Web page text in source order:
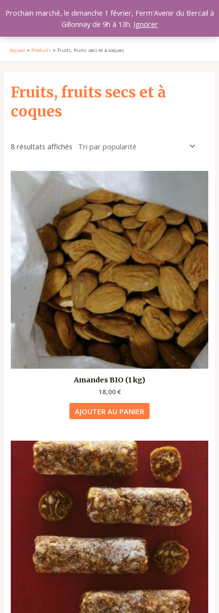
au
Accueil Produits Fruits, fruits secs et à coques
Fruits, fruits secs et à
coques
8 résultats affichés
Amandes BIO (1 kg)
18,00€
AJOUTER AU PANIER
Prochain marché, le dimanche 1 février, Ferm'Avenir du Bercail à
Gillonnay de 9h à 13h. Ignorer